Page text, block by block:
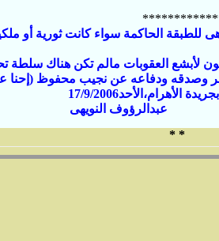
للطبقة الحاكمة سواء كانت ثورية أو
لأبشع العقوبات مالم تكن هناك سلطة
وصدقه ودفاعه عن نجيب محفوظ (إحنا
النويهى
* *